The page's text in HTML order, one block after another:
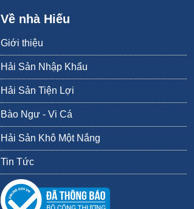
Về nhà Hiếu
Giới thiệu
Hải Sản Nhập Khẩu
Hải Sản Tiện Lợi
Bào Ngư - Vi Cá
Hải Sản Khô Một Nắng
Tin Tức